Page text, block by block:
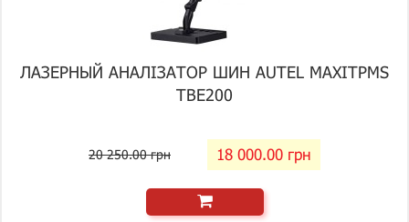
ЛАЗЕРНЫЙ АНАЛІЗАТОР ШИН AUTEL MAXITPMS
TBE200
20 250.00 грн 18 000.00 грн